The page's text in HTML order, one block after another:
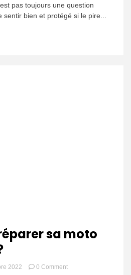
l’équipement
pour
pas toujours une question
sentir bien et protégé si le pire...
sa moto
2022 0 Commenton